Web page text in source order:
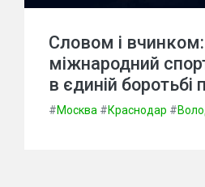
Словом і
міжнародний
в єдиній боротьбі
#Москва #Краснодар #